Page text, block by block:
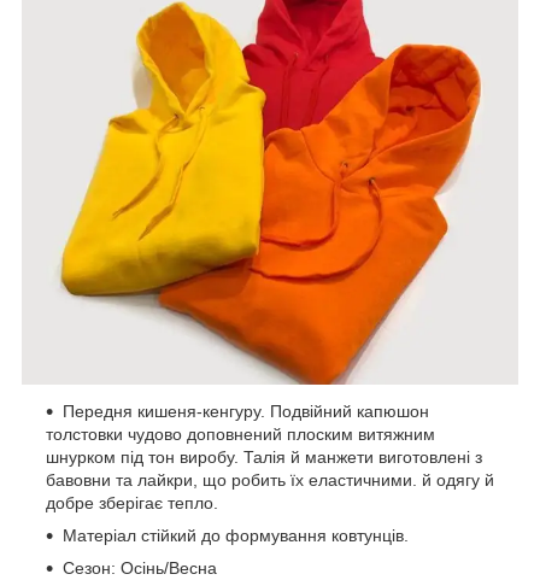
Передня кишеня-кенгуру. Подвійний капюшон
толстовки чудово доповнений плоским витяжним
шнурком під тон виробу. Талія й манжети виготовлені з
бавовни та лайкри, що робить їх еластичними. й одягу й
добре зберігає тепло.
Матеріал стійкий до формування ковтунців.
Сезон: Осінь/Весна